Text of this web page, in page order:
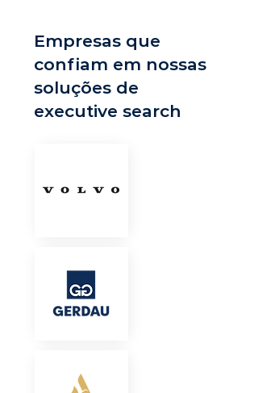
Empresas que
confiam em nossas
soluções de
executive search